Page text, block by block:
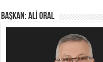
BAŞKAN: ALİ ORAL